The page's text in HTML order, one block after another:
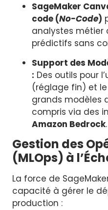
SageMaker
code (No-Code)
analystes métier
prédictifs sans
Support des
: Des outils pour
(réglage fin) et
grands modèles
compris via des
Amazon Bedrock.
Gestion des
(MLOps) à
La force de
capacité à gérer le
production :